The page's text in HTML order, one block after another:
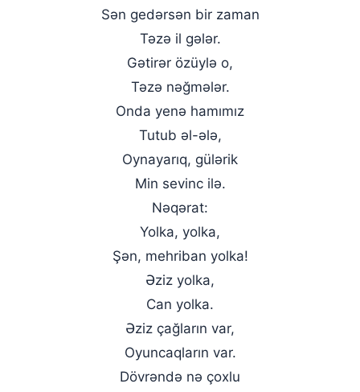
Sən gedərsən bir zaman
Təzə il gələr.
Gətirər özüylə o,
Təzə nəğmələr.
Onda yenə hamımız
Tutub əl-ələ,
Oynayarıq, gülərik
Min sevinc ilə.
Nəqərat:
Yolka, yolka,
Şən, mehriban yolka!
Əziz yolka,
Can yolka.
Əziz çağların var,
Oyuncaqların var.
Dövrəndə nə çoxlu